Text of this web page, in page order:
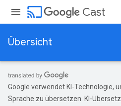
cast Cast
Übersicht
Google verwendet KI-Technologie,
Sprache zu übersetzen. KI-